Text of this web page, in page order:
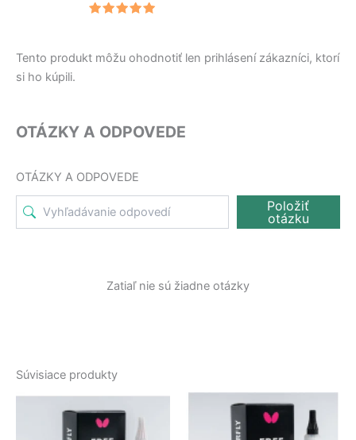
Tento produkt môžu ohodnotiť len prihlásení zákazníci, ktorí
si ho kúpili.
OTÁZKY A ODPOVEDE
OTÁZKY A ODPOVEDE
Položiť
otázku
Zatiaľ nie sú žiadne otázky
Súvisiace produkty